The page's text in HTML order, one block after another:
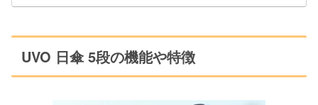
UVO 日傘 5段の機能や特徴